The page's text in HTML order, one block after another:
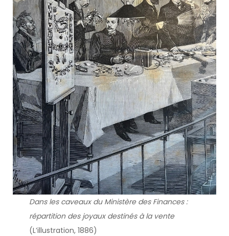
Dans les caveaux du Ministère des Finances :
répartition des joyaux destinés à la vente
(L’illustration, 1886)